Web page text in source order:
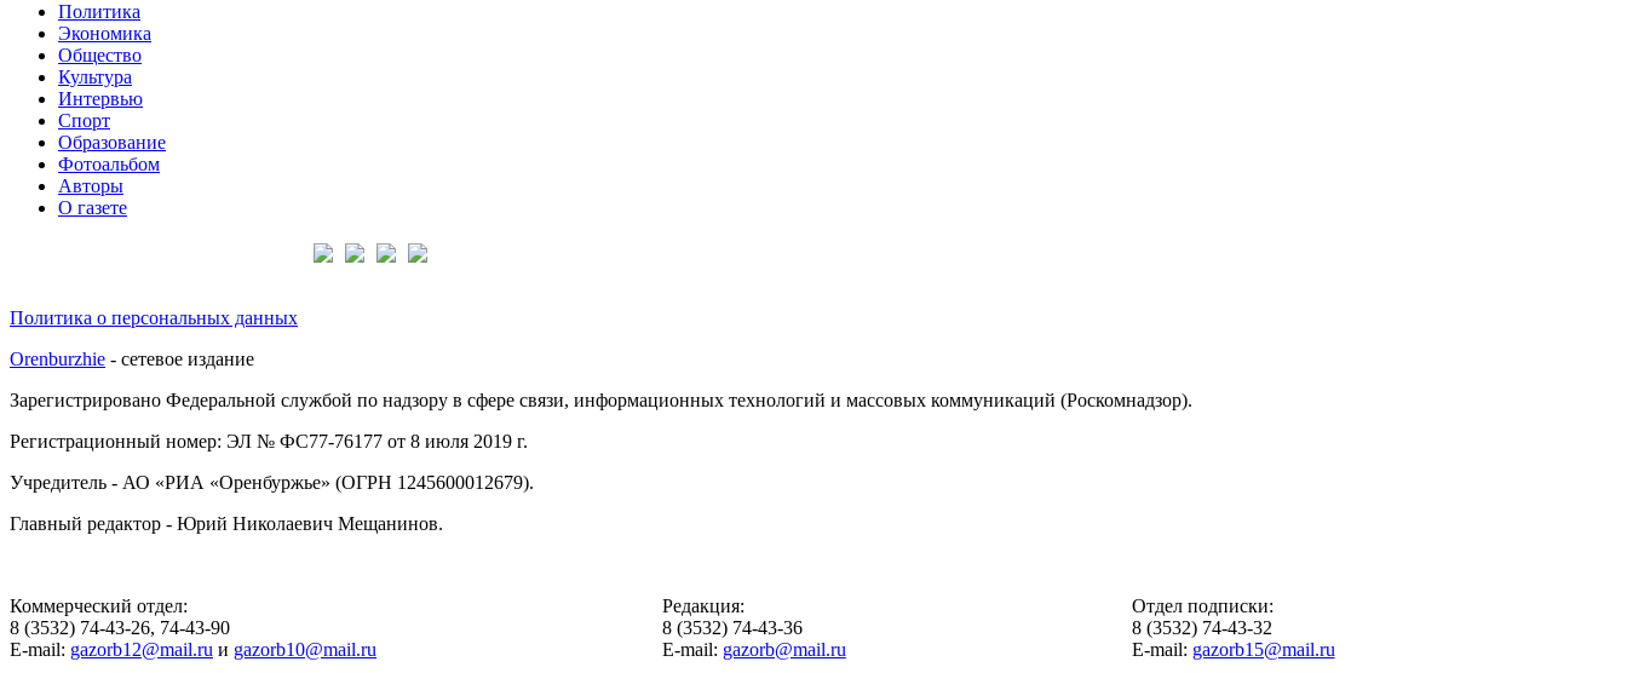
Политика
Экономика
Общество
Культура
Интервью
Спорт
Образование
Фотоальбом
Авторы
О газете
Политика о персональных данных
Orenburzhie - сетевое издание
Зарегистрировано Федеральной службой по надзору в сфере связи, информационных технологий и массовых коммуникаций (Роскомнадзор).
Регистрационный номер: ЭЛ № ФС77-76177 от 8 июля 2019 г.
Учредитель - АО «РИА «Оренбуржье» (ОГРН 1245600012679).
Главный редактор - Юрий Николаевич Мещанинов.
Коммерческий отдел:
8 (3532) 74-43-26, 74-43-90
E-mail: gazorb12@mail.ru и gazorb10@mail.ru
Редакция:
8 (3532) 74-43-36
E-mail: gazorb@mail.ru
Отдел подписки:
8 (3532) 74-43-32
E-mail: gazorb15@mail.ru